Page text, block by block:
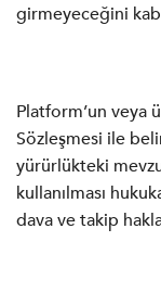
girmeyeceğini
Platform’un veya
Sözleşmesi ile
yürürlükteki
kullanılması
dava ve takip